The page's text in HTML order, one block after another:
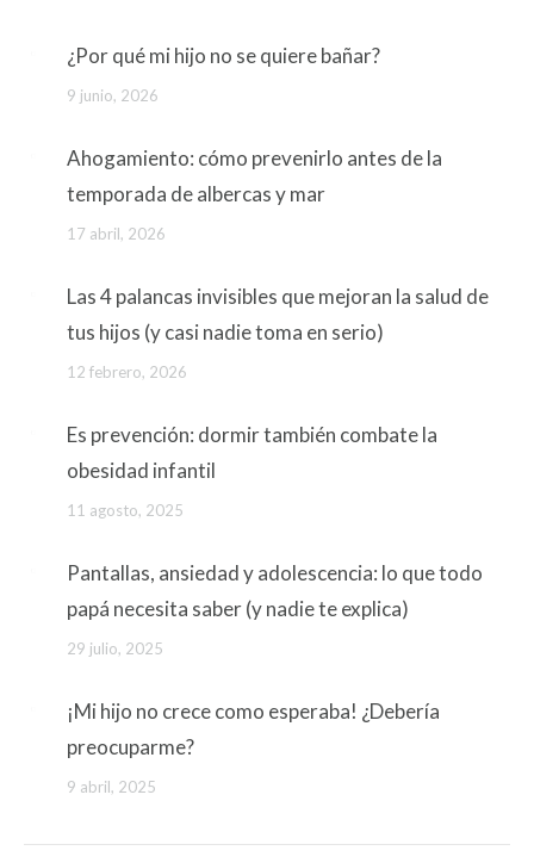
¿Por qué mi hijo no se quiere bañar?
9 junio, 2026
Ahogamiento: cómo prevenirlo antes de la
temporada de albercas y mar
17 abril, 2026
Las 4 palancas invisibles que mejoran la salud de
tus hijos (y casi nadie toma en serio)
12 febrero, 2026
Es prevención: dormir también combate la
obesidad infantil
11 agosto, 2025
Pantallas, ansiedad y adolescencia: lo que todo
papá necesita saber (y nadie te explica)
29 julio, 2025
¡Mi hijo no crece como esperaba! ¿Debería
preocuparme?
9 abril, 2025